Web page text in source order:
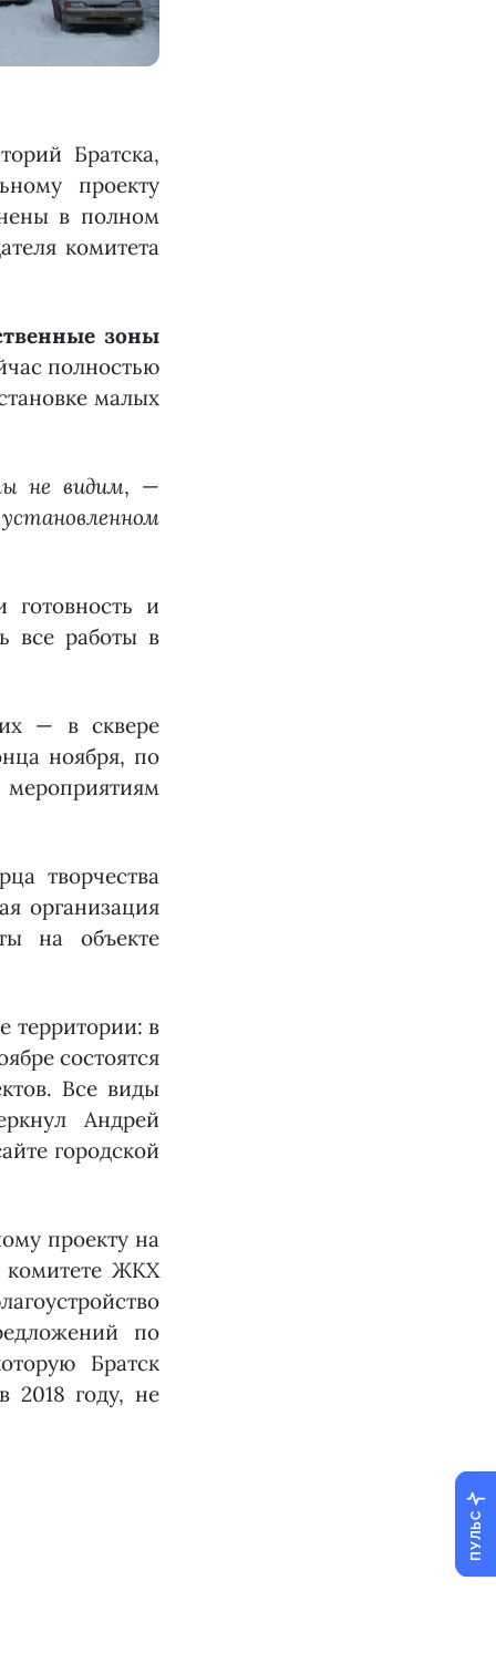
Братска,
проекту
в полном
комитета
зоны
полностью
малых
не видим, —
готовность и
все работы в
— в сквере
ноября, по
творчества
организация
на объекте
территории: в
состоятся
Все виды
Андрей
городской
проекту на
комитете ЖКХ
по
Братск
2018 году, не
ПУЛЬС